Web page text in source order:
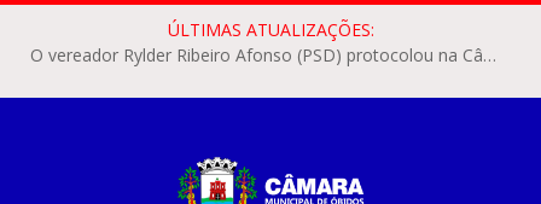
ÚLTIMAS ATUALIZAÇÕES:
O vereador Rylder Ribeiro Afonso (PSD) protocolou na Câmara Municipal de Óbidos o Requerimento nº 346/2026.